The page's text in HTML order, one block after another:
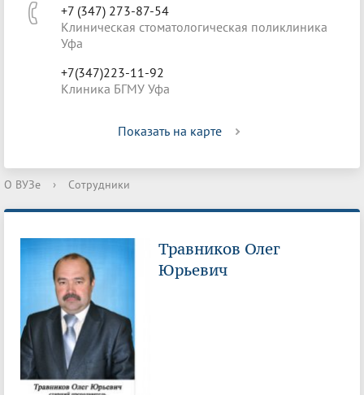
+7 (347) 273-87-54
Клиническая стоматологическая поликлиника
Уфа
+7(347)223-11-92
Клиника БГМУ Уфа
Показать на карте
О ВУЗе › Сотрудники
Травников Олег
Юрьевич